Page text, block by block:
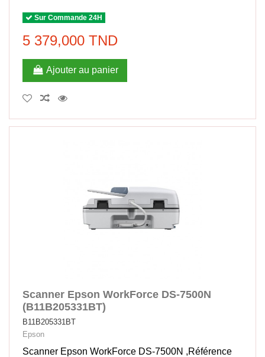
Sur Commande 24H
5 379,000 TND
Ajouter au panier
Scanner Epson WorkForce DS-7500N
(B11B205331BT)
B11B205331BT
Epson
Scanner Epson WorkForce DS-7500N ,Référence